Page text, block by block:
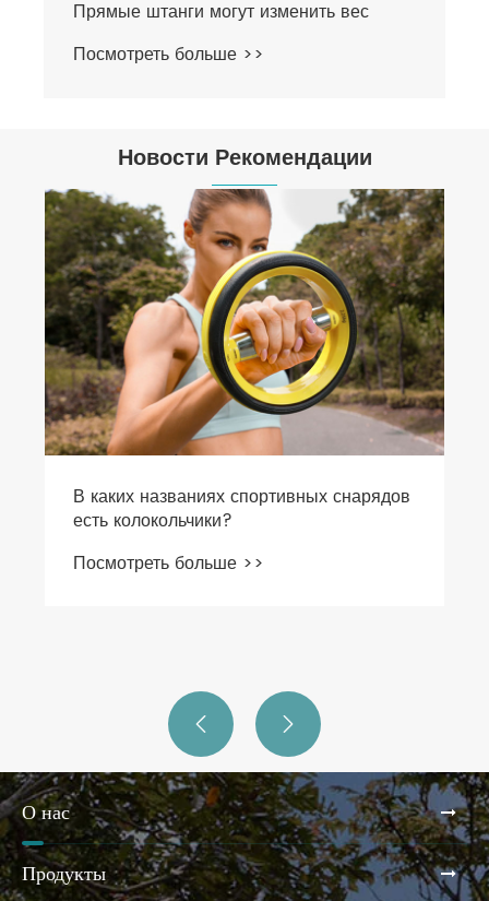
Прямые штанги могут изменить вес
Посмотреть больше >>
Новости Рекомендации
В каких названиях спортивных снарядов
есть колокольчики?
Посмотреть больше >>
 
О нас
Продукты